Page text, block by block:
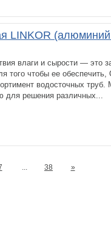
LINKOR
влаги и сырости — это
того чтобы ее
водосточных
для решения различных...
... 38 »